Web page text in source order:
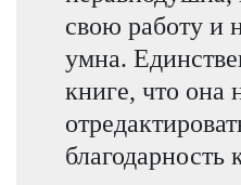
свою работу и
умна.
книге, что она
благодарность